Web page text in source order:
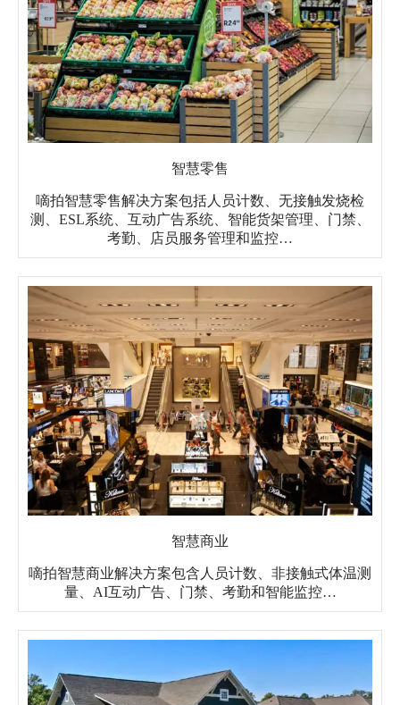
智慧零售
嘀拍智慧零售解决方案包括人员计数、无接触发烧检
测、ESL系统、互动广告系统、智能货架管理、门禁、
考勤、店员服务管理和监控…
智慧商业
嘀拍智慧商业解决方案包含人员计数、非接触式体温测
量、AI互动广告、门禁、考勤和智能监控…